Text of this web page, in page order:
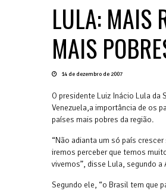
LULA: MAIS
MAIS
14 de dezembro de 2007
O presidente Luiz Inácio Lula
Venezuela,a importância de os
países mais pobres da região.
“Não adianta um só país
iremos perceber que temos
vivemos”, disse Lula, segundo a
Segundo ele, “o Brasil tem que